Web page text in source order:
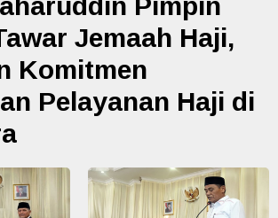
Pimpin
Jemaah Haji,
Komitmen
Pelayanan Haji di